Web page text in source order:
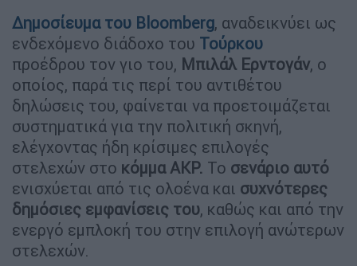
Δημοσίευμα του Bloomberg, αναδεικνύει ως
ενδεχόμενο διάδοχο του Τούρκου
προέδρου τον γιο του, Μπιλάλ Ερντογάν, ο
οποίος, παρά τις περί του αντιθέτου
δηλώσεις του, φαίνεται να προετοιμάζεται
συστηματικά για την πολιτική σκηνή,
ελέγχοντας ήδη κρίσιμες επιλογές
στελεχών στο κόμμα AKP. Το σενάριο αυτό
ενισχύεται από τις ολοένα και συχνότερες
δημόσιες εμφανίσεις του, καθώς και από την
ενεργό εμπλοκή του στην επιλογή ανώτερων
στελεχών.